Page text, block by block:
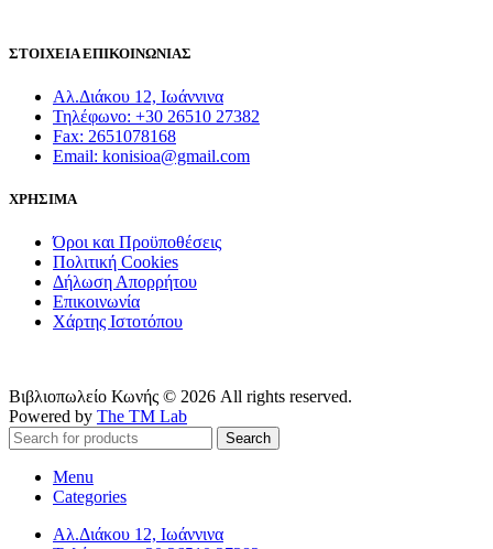
ΣΤΟΙΧΕΙΑ ΕΠΙΚΟΙΝΩΝΙΑΣ
Αλ.Διάκου 12, Ιωάννινα
Τηλέφωνο: +30 26510 27382
Fax: 2651078168
Email: konisioa@gmail.com
ΧΡΗΣΙΜΑ
Όροι και Προϋποθέσεις
Πολιτική Cookies
Δήλωση Απορρήτου
Επικοινωνία
Χάρτης Ιστοτόπου
Βιβλιοπωλείο Κωνής © 2026 All rights reserved.
Powered by The TM Lab
Search
Menu
Categories
Αλ.Διάκου 12, Ιωάννινα